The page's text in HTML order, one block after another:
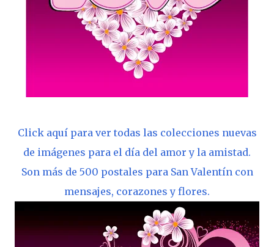
Click aquí para ver todas las colecciones nuevas
de imágenes para el día del amor y la amistad.
Son más de 500 postales para San Valentín con
mensajes, corazones y flores.